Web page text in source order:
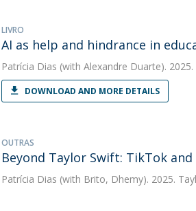
LIVRO
AI as help and hindrance in
Patrícia Dias (with Alexandre Duarte). 2025.
DOWNLOAD AND MORE DETAILS
OUTRAS
Beyond Taylor Swift: TikTok
Patrícia Dias (with Brito, Dhemy). 2025.